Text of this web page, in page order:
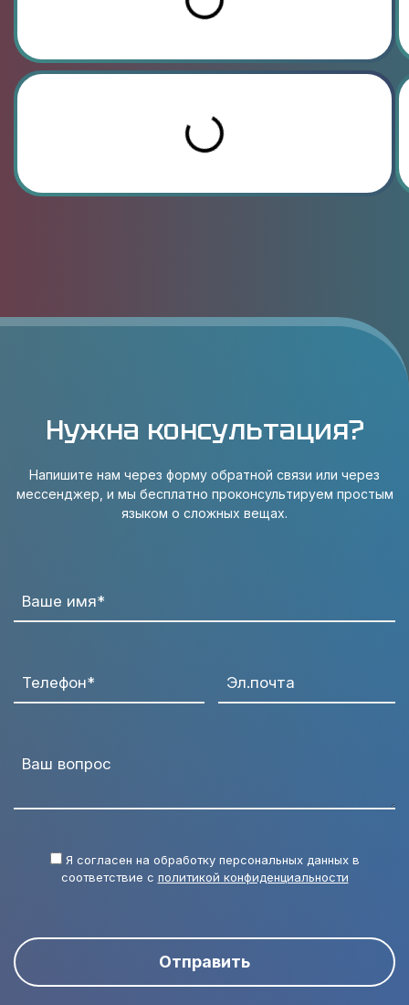
Нужна консультация?
Напишите нам через форму обратной связи или через
мессенджер, и мы бесплатно проконсультируем простым
языком о сложных вещах.
Ваше имя*
Телефон* Эл.почта
Ваш вопрос
Я согласен на обработку персональных данных в
соответствие с политикой конфиденциальности
Отправить